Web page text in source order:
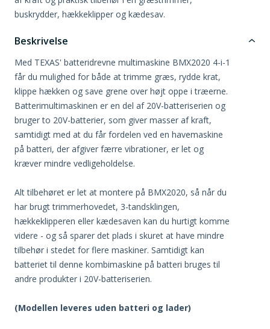
buskrydder, hækkeklipper og kædesav.
Beskrivelse
Med TEXAS' batteridrevne multimaskine BMX2020 4-i-1
får du mulighed for både at trimme græs, rydde krat,
klippe hækken og save grene over højt oppe i træerne.
Batterimultimaskinen er en del af 20V-batteriserien og
bruger to 20V-batterier, som giver masser af kraft,
samtidigt med at du får fordelen ved en havemaskine
på batteri, der afgiver færre vibrationer, er let og
kræver mindre vedligeholdelse.
Alt tilbehøret er let at montere på BMX2020, så når du
har brugt trimmerhovedet, 3-tandsklingen,
hækkeklipperen eller kædesaven kan du hurtigt komme
videre - og så sparer det plads i skuret at have mindre
tilbehør i stedet for flere maskiner. Samtidigt kan
batteriet til denne kombimaskine på batteri bruges til
andre produkter i 20V-batteriserien.
(Modellen leveres uden batteri og lader)